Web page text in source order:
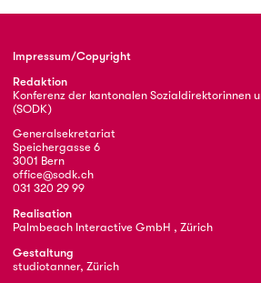
Impressum/Copyright
Redaktion
Konferenz der kantonalen Sozialdirektorinnen
(SODK)
Generalsekretariat
Speichergasse 6
3001 Bern
office@sodk.ch
031 320 29 99
Realisation
Palmbeach Interactive GmbH , Zürich
Gestaltung
studiotanner, Zürich